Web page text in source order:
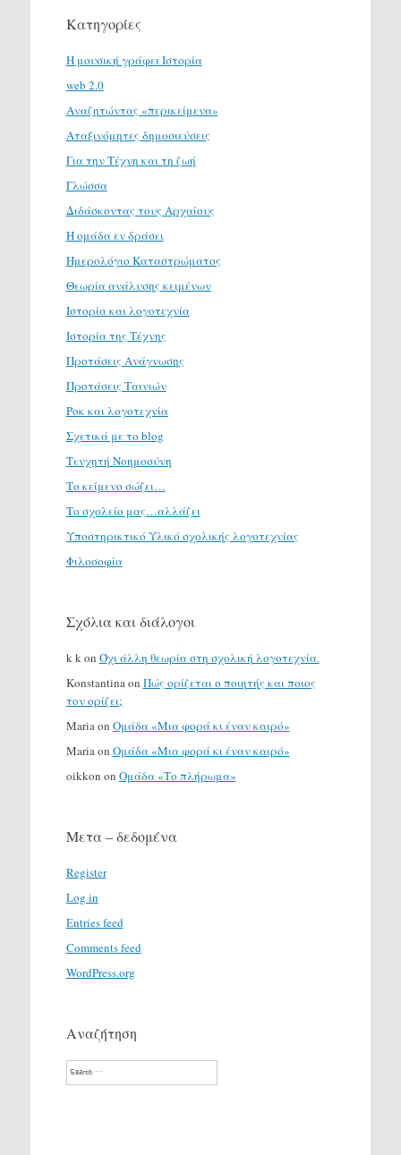
Κατηγορίες
H μουσική γράφει Ιστορία
web 2.0
Αναζητώντας «περικείμενα»
Αταξινόμητες δημοσιεύσεις
Για την Τέχνη και τη ζωή
Γλώσσα
Διδάσκοντας τους Αρχαίους
Η ομάδα εν δράσει
Ημερολόγιο Καταστρώματος
Θεωρία ανάλυσης κειμένων
Ιστορία και λογοτεχνία
Ιστορία της Τέχνης
Προτάσεις Ανάγνωσης
Προτάσεις Ταινιών
Ροκ και λογοτεχνία
Σχετικά με το blog
Τενχητή Νοημοσύνη
Το κείμενο σώζει…
Το σχολείο μας…αλλάζει
Υποστηρικτικό Υλικό σχολικής λογοτεχνίας
Φιλοσοφία
Σχόλια και διάλογοι
k kon Όχι άλλη θεωρία στη σχολική λογοτεχνία.
Konstantinaon Πώς ορίζεται ο ποιητής και ποιος
τον ορίζει;
Mariaon Ομάδα «Μια φορά κι έναν καιρό»
Mariaon Ομάδα «Μια φορά κι έναν καιρό»
oikkon on Ομάδα «Το πλήρωμα»
Μετα – δεδομένα
Register
Log in
Entries feed
Comments feed
WordPress.org
Αναζήτηση
Search